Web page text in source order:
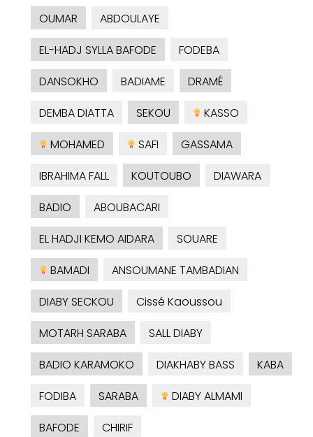
OUMAR
ABDOULAYE
EL-HADJ SYLLA BAFODE
FODEBA
DANSOKHO
BADIAME
DRAMÉ
DEMBA DIATTA
SEKOU
KASSO
MOHAMED
SAFI
GASSAMA
IBRAHIMA FALL
KOUTOUBO
DIAWARA
BADIO
ABOUBACARI
EL HADJI KEMO AIDARA
SOUARE
BAMADI
ANSOUMANE TAMBADIAN
DIABY SECKOU
Cissé Kaoussou
MOTARH SARABA
SALL DIABY
BADIO KARAMOKO
DIAKHABY BASS
KABA
FODIBA
SARABA
DIABY ALMAMI
BAFODE
CHIRIF